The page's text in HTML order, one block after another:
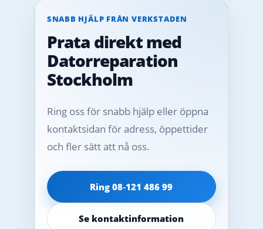
SNABB HJÄLP FRÅN VERKSTADEN
Prata direkt med
Datorreparation
Stockholm
Ring oss för snabb hjälp eller öppna
kontaktsidan för adress, öppettider
och fler sätt att nå oss.
Ring 08‑121 486 99
Se kontaktinformation